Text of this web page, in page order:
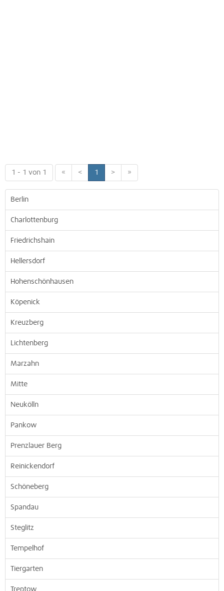
1 - 1 von 1 « < 1 > »
Berlin
Charlottenburg
Friedrichshain
Hellersdorf
Hohenschönhausen
Köpenick
Kreuzberg
Lichtenberg
Marzahn
Mitte
Neukölln
Pankow
Prenzlauer Berg
Reinickendorf
Schöneberg
Spandau
Steglitz
Tempelhof
Tiergarten
Treptow